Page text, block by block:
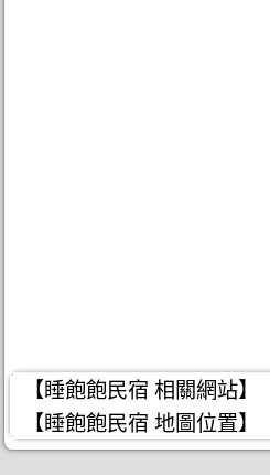
【睡飽飽民宿 相關網站】
【睡飽飽民宿 地圖位置】